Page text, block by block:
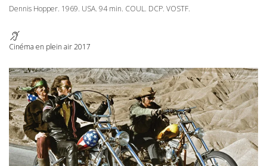
Dennis Hopper. 1969. USA. 94 min. COUL. DCP. VOSTF.
Cinéma en plein air 2017